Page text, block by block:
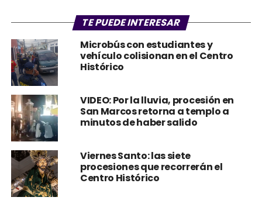
TE PUEDE INTERESAR
Microbús con estudiantes y
vehículo colisionan en el Centro
Histórico
VIDEO: Por la lluvia, procesión en
San Marcos retorna a templo a
minutos de haber salido
Viernes Santo: las siete
procesiones que recorrerán el
Centro Histórico